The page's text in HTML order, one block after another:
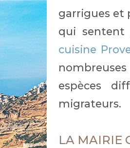
garrigues et
qui sentent
cuisine
espèces
migrateurs.
LA MAIRIE